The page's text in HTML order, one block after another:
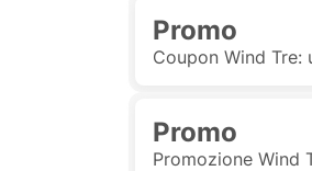
Promo
Coupon Wind
Promo
Promozione Wind